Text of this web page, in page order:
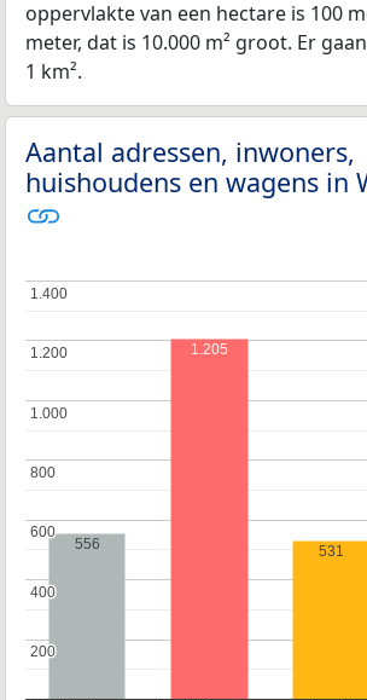
oppervlakte van een hectare is 100
meter, dat is 10.000 m² groot. Er
1 km².
Aantal adressen, inwoners,
huishoudens en wagens in
200
200
400
400
600
600
800
800
1.000
1.000
1.200
1.200
1.400
1.400
556
1.205
531